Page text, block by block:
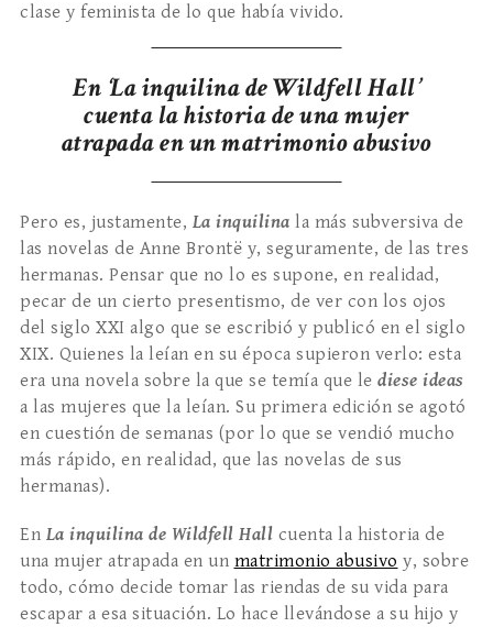
clase y feminista de lo que había vivido.
En ‘La inquilina de Wildfell Hall’
cuenta la historia de una mujer
atrapada en un matrimonio abusivo
Pero es, justamente, La inquilina la más subversiva de
las novelas de Anne Brontë y, seguramente, de las tres
hermanas. Pensar que no lo es supone, en realidad,
pecar de un cierto presentismo, de ver con los ojos
del siglo XXI algo que se escribió y publicó en el siglo
XIX. Quienes la leían en su época supieron verlo: esta
era una novela sobre la que se temía que le diese ideas
a las mujeres que la leían. Su primera edición se agotó
en cuestión de semanas (por lo que se vendió mucho
más rápido, en realidad, que las novelas de sus
hermanas).
En La inquilina de Wildfell Hall cuenta la historia de
una mujer atrapada en un matrimonio abusivo y, sobre
todo, cómo decide tomar las riendas de su vida para
escapar a esa situación. Lo hace llevándose a su hijo y